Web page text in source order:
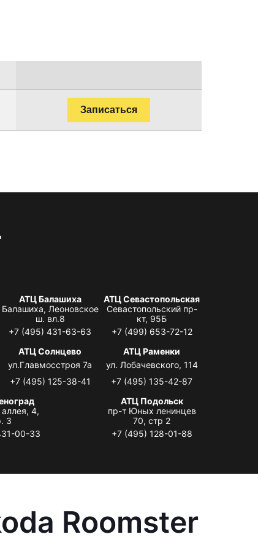
Записаться
АТЦ Балашиха
Балашиха, Леоновское
ш. вл.8
+7 (495) 431-63-63
АТЦ Севастопольская
Севастопольский пр-
кт, 95Б
+7 (499) 653-72-12
АТЦ Солнцево
ул.Главмосстроя 7а
+7 (495) 125-38-41
АТЦ Раменки
ул. Лобачевского, 114
+7 (495) 135-42-87
4,
3
00-33
АТЦ Подольск
пр-т Юных ленинцев
70, стр 2
+7 (495) 128-01-88
Roomster